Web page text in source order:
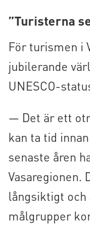
”Turisterna
För turismen i
jubilerande
UNESCO-
— Det är ett
kan ta tid
senaste åren
Vasaregionen.
långsiktigt och
målgrupper